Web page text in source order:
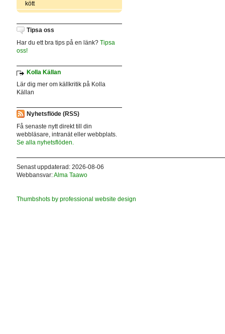
kött
Tipsa oss
Har du ett bra tips på en länk? Tipsa
oss!
Kolla Källan
Lär dig mer om källkritik på Kolla
Källan
Nyhetsflöde (RSS)
Få senaste nytt direkt till din
webbläsare, intranät eller webbplats.
Se alla nyhetsflöden.
Senast uppdaterad: 2026-08-06
Webbansvar:Alma Taawo
Thumbshots by professional website design